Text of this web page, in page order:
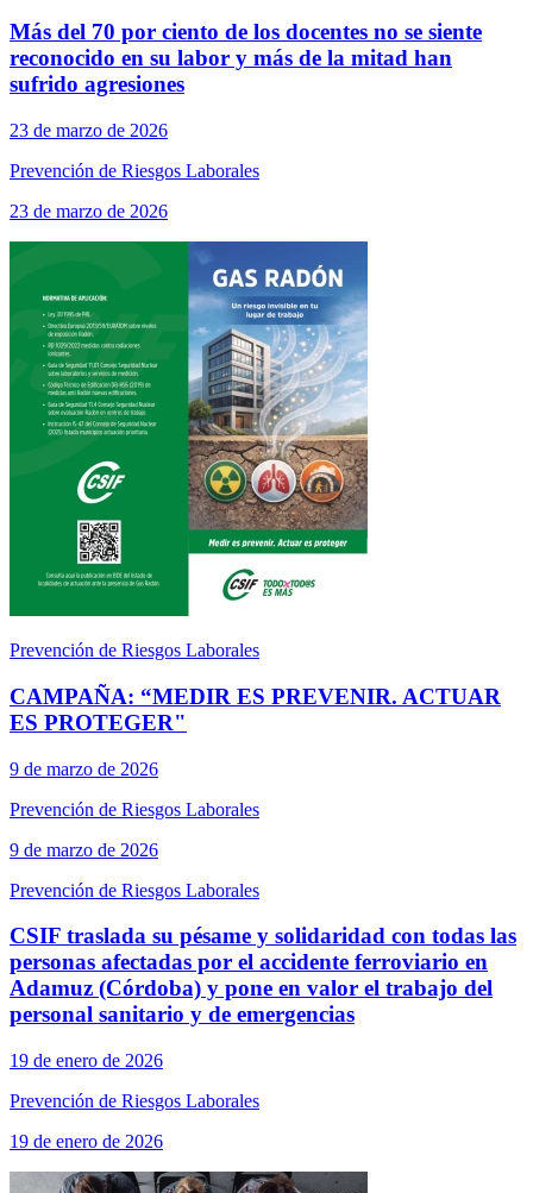
Más del 70 por ciento de los docentes no se siente
reconocido en su labor y más de la mitad han
sufrido agresiones
23 de marzo de 2026
Prevención de Riesgos Laborales
23 de marzo de 2026
Prevención de Riesgos Laborales
CAMPAÑA: “MEDIR ES PREVENIR. ACTUAR
ES PROTEGER"
9 de marzo de 2026
Prevención de Riesgos Laborales
9 de marzo de 2026
Prevención de Riesgos Laborales
CSIF traslada su pésame y solidaridad con todas las
personas afectadas por el accidente ferroviario en
Adamuz (Córdoba) y pone en valor el trabajo del
personal sanitario y de emergencias
19 de enero de 2026
Prevención de Riesgos Laborales
19 de enero de 2026